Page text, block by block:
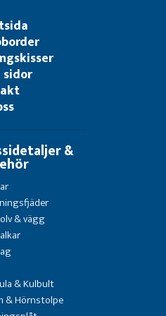
sidor
&
& vägg
& Kulbult
& Hörnstolpe